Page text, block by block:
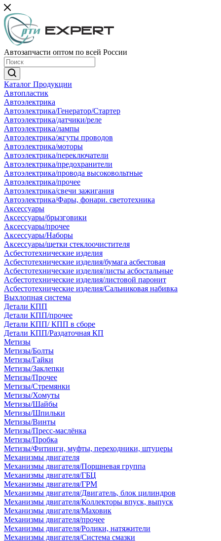
Автозапчасти оптом по всей России
Каталог Продукции
Автопластик
Автоэлектрика
Автоэлектрика/Генератор/Стартер
Автоэлектрика/датчики/реле
Автоэлектрика/лампы
Автоэлектрика/жгуты проводов
Автоэлектрика/моторы
Автоэлектрика/переключатели
Автоэлектрика/предохранители
Автоэлектрика/провода высоковольтные
Автоэлектрика/прочее
Автоэлектрика/свечи зажигания
Автоэлектрика/Фары, фонари. светотехника
Аксессуары
Аксессуары/брызговики
Аксессуары/прочее
Аксессуары/Наборы
Аксессуары/щетки стеклоочистителя
Асбестотехнические изделия
Асбестотехнические изделия/бумага асбестовая
Асбестотехнические изделия/листы асбостальные
Асбестотехнические изделия/листовой паронит
Асбестотехнические изделия/Сальниковая набивка
Выхлопная система
Детали КПП
Детали КПП/прочее
Детали КПП/ КПП в сборе
Детали КПП/Раздаточная КП
Метизы
Метизы/Болты
Метизы/Гайки
Метизы/Заклепки
Метизы/Прочее
Метизы/Стремянки
Метизы/Хомуты
Метизы/Шайбы
Метизы/Шпильки
Метизы/Винты
Метизы/Пресс-маслёнка
Метизы/Пробка
Метизы/Фитинги, муфты, переходники, штуцеры
Механизмы двигателя
Механизмы двигателя/Поршневая группа
Механизмы двигателя/ГБЦ
Механизмы двигателя/ГРМ
Механизмы двигателя/Двигатель, блок цилиндров
Механизмы двигателя/Коллекторы впуск, выпуск
Механизмы двигателя/Маховик
Механизмы двигателя/прочее
Механизмы двигателя/Ролики, натяжители
Механизмы двигателя/Система смазки